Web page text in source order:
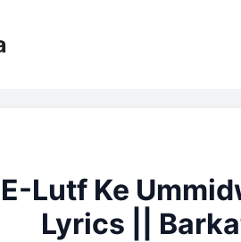
Lutf Ke
Lyrics ||